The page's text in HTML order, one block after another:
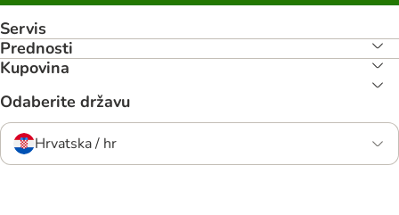
Servis
Prednosti
Kupovina
Odaberite državu
Hrvatska / hr